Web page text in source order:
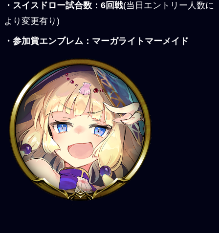
・スイスドロー試合数：6回戦(当日エントリー人数に
より変更有り)
・参加賞エンブレム：マーガライトマーメイド